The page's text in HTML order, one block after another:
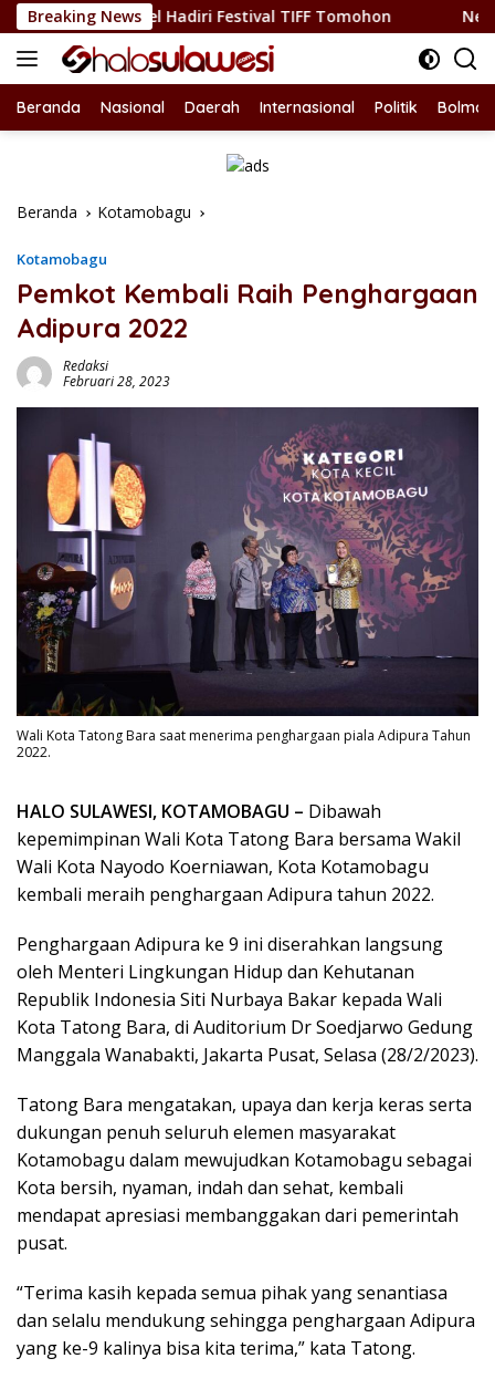
Langsung
ke
konten
Breaking News
Bolsel Hadiri Festival TIFF Tomohon Nepotisme
Beranda Nasional Daerah Internasional Politik
Beranda Kotamobagu
Kotamobagu
Pemkot Kembali Raih Penghargaan
Adipura 2022
Redaksi
Februari 28, 2023
Wali Kota Tatong Bara saat menerima penghargaan piala Adipura Tahun
2022.
HALO SULAWESI, KOTAMOBAGU – Dibawah
kepemimpinan Wali Kota Tatong Bara bersama Wakil
Wali Kota Nayodo Koerniawan, Kota Kotamobagu
kembali meraih penghargaan Adipura tahun 2022.
Penghargaan Adipura ke 9 ini diserahkan langsung
oleh Menteri Lingkungan Hidup dan Kehutanan
Republik Indonesia Siti Nurbaya Bakar kepada Wali
Kota Tatong Bara, di Auditorium Dr Soedjarwo Gedung
Manggala Wanabakti, Jakarta Pusat, Selasa (28/2/2023).
Tatong Bara mengatakan, upaya dan kerja keras serta
dukungan penuh seluruh elemen masyarakat
Kotamobagu dalam mewujudkan Kotamobagu sebagai
Kota bersih, nyaman, indah dan sehat, kembali
mendapat apresiasi membanggakan dari pemerintah
pusat.
“Terima kasih kepada semua pihak yang senantiasa
dan selalu mendukung sehingga penghargaan Adipura
yang ke-9 kalinya bisa kita terima,” kata Tatong.